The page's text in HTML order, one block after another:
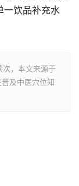
一饮品补充水
次，本文来源于
及中医穴位知